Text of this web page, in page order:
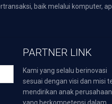
baik melalui komputer,
PARTNER LINK
Kami yang selalu berinovasi
sesuai dengan visi dan misi
mendirikan anak perusahaan